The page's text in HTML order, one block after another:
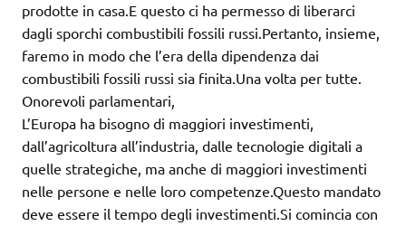
prodotte in casa.E questo ci ha permesso di liberarci
dagli sporchi combustibili fossili russi.Pertanto, insieme,
faremo in modo che l’era della dipendenza dai
combustibili fossili russi sia finita.Una volta per tutte.
Onorevoli parlamentari,
L’Europa ha bisogno di maggiori investimenti,
dall’agricoltura all’industria, dalle tecnologie digitali a
quelle strategiche, ma anche di maggiori investimenti
nelle persone e nelle loro competenze.Questo mandato
deve essere il tempo degli investimenti.Si comincia con